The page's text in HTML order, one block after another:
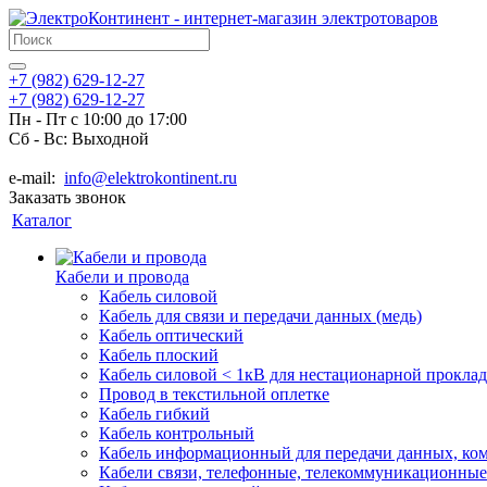
+7 (982) 629-12-27
+7 (982) 629-12-27
Пн - Пт с 10:00 до 17:00
Сб - Вс: Выходной
e-mail: info@elektrokontinent.ru
Заказать звонок
Каталог
Кабели и провода
Кабель силовой
Кабель для связи и передачи данных (медь)
Кабель оптический
Кабель плоский
Кабель силовой < 1кВ для нестационарной
Провод в текстильной оплетке
Кабель гибкий
Кабель контрольный
Кабель информационный для передачи данных,
Кабели связи, телефонные, телекоммуникационные